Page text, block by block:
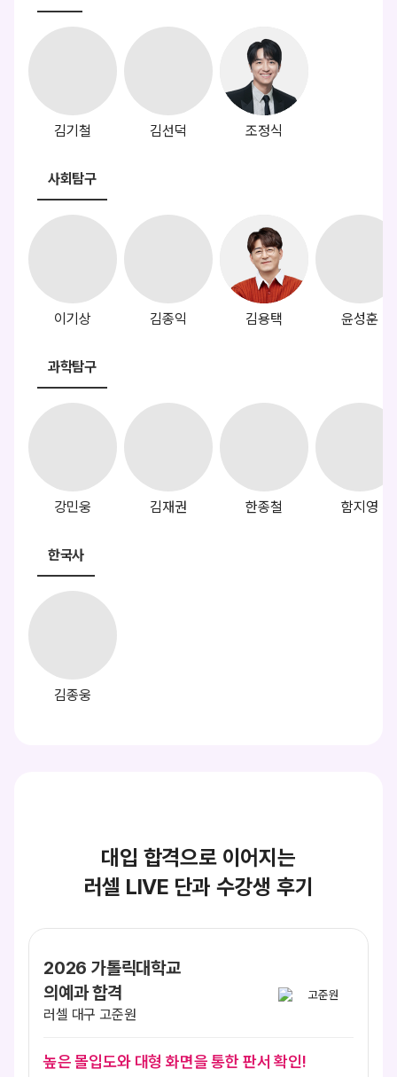
김기철 김선덕 조정식
사회탐구
이기상 김종익 김용택 윤성훈
과학탐구
강민웅 김재권 한종철 함지영
한국사
김종웅
대입 합격으로 이어지는
러셀 LIVE 단과 수강생 후기
2026 가톨릭대학교
의예과 합격
러셀 대구 고준원
높은 몰입도와 대형 화면을 통한 판서 확인!